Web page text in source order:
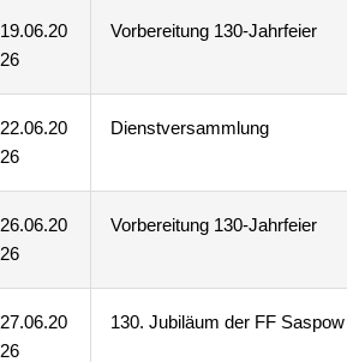
19.06.20
26
Vorbereitung 130-Jahrfeier
22.06.20
26
Dienstversammlung
26.06.20
26
Vorbereitung 130-Jahrfeier
27.06.20
26
130. Jubiläum der FF Saspow